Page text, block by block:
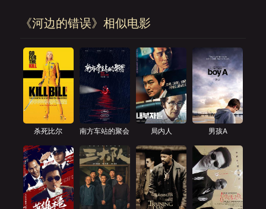
《河边的错误》相似电影
杀死比尔 南方车站的聚会 局内人 男孩A